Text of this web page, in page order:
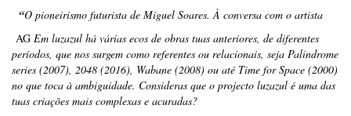
“O pioneirismo futurista de Miguel Soares. À conversa com o artista
AG Em luzazul há várias ecos de obras tuas anteriores, de diferentes
períodos, que nos surgem como referentes ou relacionais, seja Palindrome
series (2007), 2048 (2016), Wabane (2008) ou até Time for Space (2000)
no que toca à ambiguidade. Consideras que o projecto luzazul é uma das
tuas criações mais complexas e acuradas?